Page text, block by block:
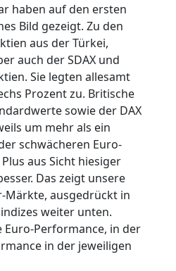
haben auf den ersten
Bild gezeigt. Zu den
aus der Türkei,
auch der SDAX und
Sie legten allesamt
Prozent zu. Britische
sowie der DAX
um mehr als ein
schwächeren Euro-
aus Sicht hiesiger
Das zeigt unsere
Märkte, ausgedrückt in
weiter unten.
Euro-Performance, in der
in der jeweiligen